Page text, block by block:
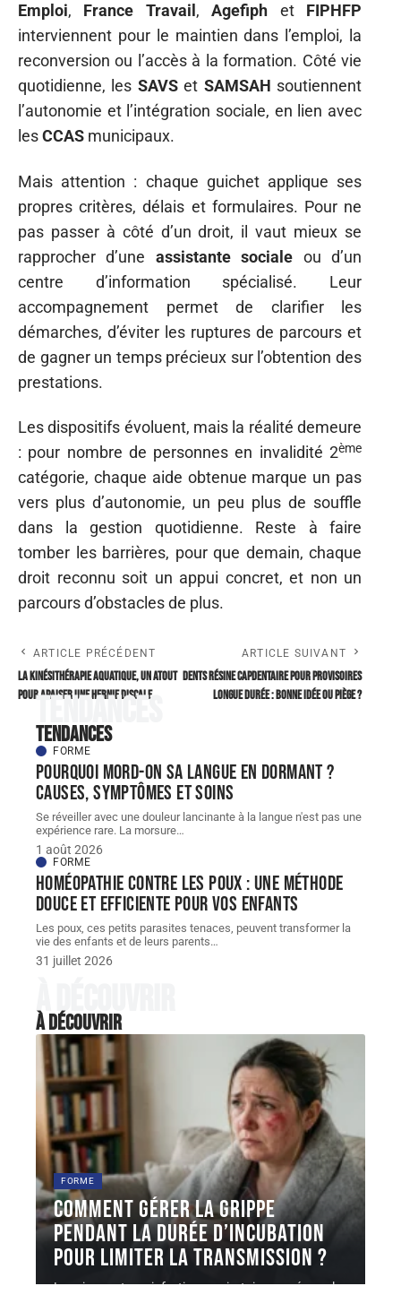
Emploi, France Travail ,Agefiph et FIPHFP
interviennent pour le maintien dans l’emploi, la
reconversion ou l’accès à la formation. Côté vie
quotidienne, les SAVSet SAMSAH soutiennent
l’autonomie et l’intégration sociale, en lien avec
lesCCAS municipaux.
Mais attention : chaque guichet applique ses
propres critères, délais et formulaires. Pour ne
pas passer à côté d’un droit, il vaut mieux se
rapprocher d’une assistante sociale ou d’un
centre d’information spécialisé. Leur
accompagnement permet de clarifier les
démarches, d’éviter les ruptures de parcours et
de gagner un temps précieux sur l’obtention des
prestations.
Les dispositifs évoluent, mais la réalité demeure
: pour nombre de personnes en invalidité 2ème
catégorie, chaque aide obtenue marque un pas
vers plus d’autonomie, un peu plus de souffle
dans la gestion quotidienne. Reste à faire
tomber les barrières, pour que demain, chaque
droit reconnu soit un appui concret, et non un
parcours d’obstacles de plus.
ARTICLE PRÉCÉDENT
La kinésithérapie aquatique, un atout
pour apaiser une hernie discale
ARTICLE SUIVANT
Dents résine Capdentaire pour provisoires
longue durée : bonne idée ou piège ?
Tendances
Tendances
FORME
Pourquoi mord-on sa langue en dormant ?
Causes, symptômes et soins
Se réveiller avec une douleur lancinante à la langue n'est pas une
expérience rare. La morsure…
1 août 2026
FORME
Homéopathie contre les poux : une méthode
douce et efficiente pour vos enfants
Les poux, ces petits parasites tenaces, peuvent transformer la
vie des enfants et de leurs parents…
31 juillet 2026
À découvrir
À découvrir
FORME
Comment gérer la grippe
pendant la durée d’incubation
pour limiter la transmission ?
La grippe est une infection respiratoire causée par les